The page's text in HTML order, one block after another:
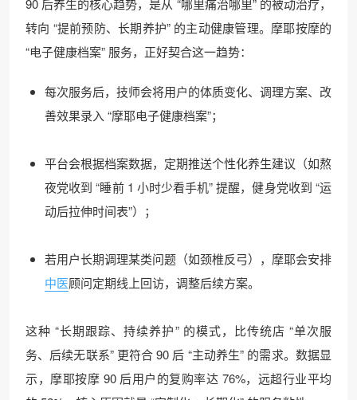
90 后养生的核心趋势，是从 “哪里痛治哪里” 的被动治疗，
转向 “提前预防、长期养护” 的主动健康管理。摩耶按摩的
“电子健康档案” 服务，正好契合这一趋势：​
每次服务后，技师会将用户的体质变化、调理方案、改
善效果录入 “摩耶电子健康档案”；​
平台会根据档案数据，定期推送个性化养生建议（如熬
夜党收到 “睡前 1 小时少看手机” 提醒，健身党收到 “运
动后拉伸时间表”）；​
若用户长期调理某类问题（如颈椎反弓），摩耶会安排
中医顾问定期线上回访，调整后续方案。​
这种 “长期跟踪、持续养护” 的模式，比传统店 “单次服
务、后续无联系” 更符合 90 后 “主动养生” 的需求。数据显
示，摩耶按摩 90 后用户的复购率达 76%，远超行业平均